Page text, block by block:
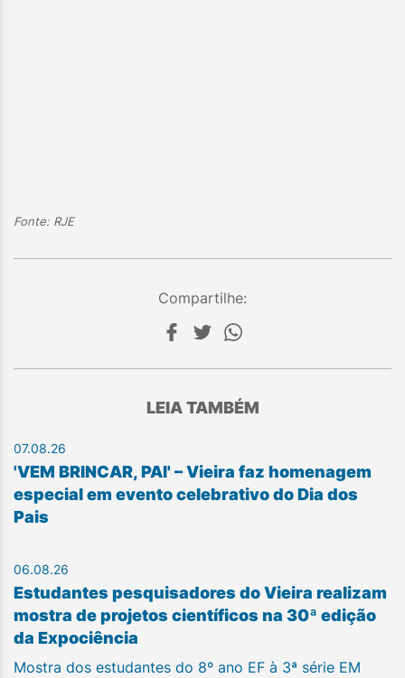
Fonte: RJE
Compartilhe:
LEIA TAMBÉM
07.08.26
'VEM BRINCAR, PAI' – Vieira faz homenagem
especial em evento celebrativo do Dia dos
Pais
06.08.26
Estudantes pesquisadores do Vieira realizam
mostra de projetos científicos na 30ª edição
da Expociência
Mostra dos estudantes do 8º ano EF à 3ª série EM